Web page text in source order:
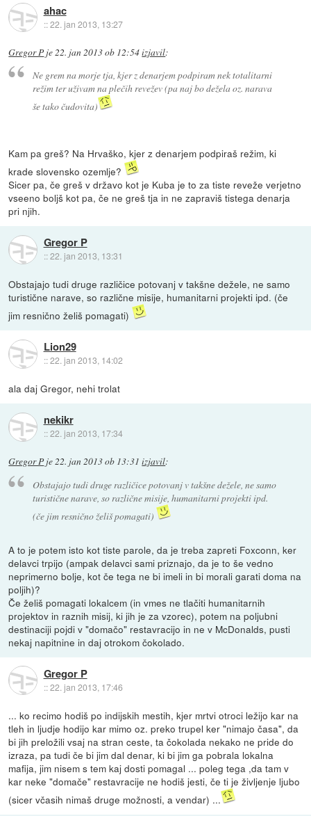
ahac
::22. jan 2013, 13:27
Gregor P je 22. jan 2013 ob 12:54izjavil:
Ne grem na morje tja, kjer z denarjem podpiram nek totalitarni
režim ter uživam na plečih revežev (pa naj bo dežela oz. narava
še tako čudovita)
Kam pa greš? Na Hrvaško, kjer z denarjem podpiraš režim, ki
krade slovensko ozemlje?
Sicer pa, če greš v državo kot je Kuba je to za tiste reveže verjetno
vseeno boljš kot pa, če ne greš tja in ne zapraviš tistega denarja
pri njih.
Gregor P
::22. jan 2013, 13:31
Obstajajo tudi druge različice potovanj v takšne dežele, ne samo
turistične narave, so različne misije, humanitarni projekti ipd. (če
jim resnično želiš pomagati)
Lion29
::22. jan 2013, 14:02
ala daj Gregor, nehi trolat
nekikr
::22. jan 2013, 17:34
Gregor P je22. jan 2013 ob 13:31 izjavil:
Obstajajo tudi druge različice potovanj v takšne dežele, ne samo
turistične narave, so različne misije, humanitarni projekti ipd.
(če jim resnično želiš pomagati)
A to je potem isto kot tiste parole, da je treba zapreti Foxconn, ker
delavci trpijo (ampak delavci sami priznajo, da je to še vedno
neprimerno bolje, kot če tega ne bi imeli in bi morali garati doma na
poljih)?
Če želiš pomagati lokalcem (in vmes ne tlačiti humanitarnih
projektov in raznih misij, ki jih je za vzorec), potem na poljubni
destinaciji pojdi v "domačo" restavracijo in ne v McDonalds, pusti
nekaj napitnine in daj otrokom čokolado.
Gregor P
::22. jan 2013, 17:46
... ko recimo hodiš po indijskih mestih, kjer mrtvi otroci ležijo kar na
tleh in ljudje hodijo kar mimo oz. preko trupel ker "nimajo časa", da
bi jih preložili vsaj na stran ceste, ta čokolada nekako ne pride do
izraza, pa tudi če bi jim dal denar, ki bi jim ga pobrala lokalna
mafija, jim nisem s tem kaj dosti pomagal ... poleg tega ,da tam v
kar neke "domače" restavracije ne hodiš jesti, če ti je življenje ljubo
(sicer včasih nimaš druge možnosti, a vendar) ...